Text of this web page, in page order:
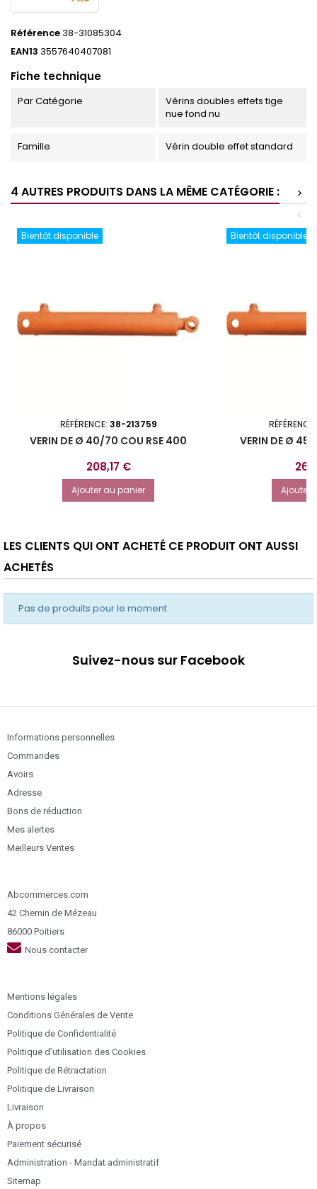
Référence38-31085304
EAN13 3557640407081
Fiche technique
Par Catégorie
Vérins doubles effets tige
nue fond nu
Famille Vérin double effet standard
4 AUTRES PRODUITS DANS LA MÊME CATÉGORIE :
>
<
Bientôt disponible
RÉFÉRENCE: 38-213759
VERIN DE Ø 40/70 COU RSE 400
Prix
208,17 €
Ajouter au panier
Bientôt disponible
VERIN DE Ø
Prix
Ajouter
LES CLIENTS QUI ONT ACHETÉ CE PRODUIT ONT AUSSI
ACHETÉS
Pas de produits pour le moment
Suivez-nous sur Facebook
Informations personnelles
Commandes
Avoirs
Adresse
Bons de réduction
Mes alertes
Meilleurs Ventes
Abcommerces.com
42 Chemin de Mézeau
86000 Poitiers
Nous contacter
Mentions légales
Conditions Générales de Vente
Politique de Confidentialité
Politique d’utilisation des Cookies
Politique de Rétractation
Politique de Livraison
Livraison
À propos
Paiement sécurisé
Administration - Mandat administratif
Sitemap